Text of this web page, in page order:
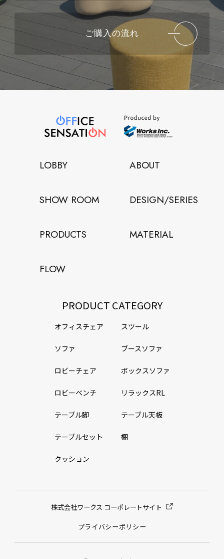
ご購入の流れ
LOBBY ABOUT
SHOW ROOM DESIGN/SERIES
PRODUCTS MATERIAL
FLOW
PRODUCT CATEGORY
オフィスチェア スツール
ソファ ブースソファ
ロビーチェア ボックスソファ
ロビーベンチ リラックスRL
テーブル脚 テーブル天板
テーブルセット 棚
クッション
株式会社ワークス コーポレートサイト
プライバシーポリシー